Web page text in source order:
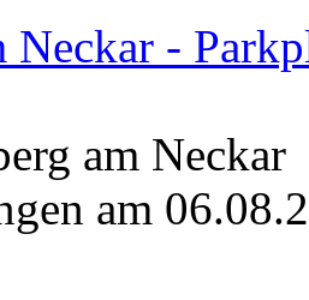
Neckar -
am Neckar
am